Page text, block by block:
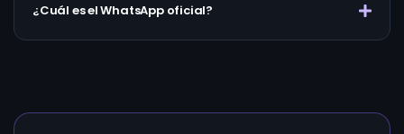
¿Cuál es el WhatsApp oficial?